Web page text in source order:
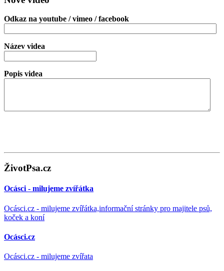
Odkaz na youtube / vimeo / facebook
Název videa
Popis videa
ŽivotPsa.cz
Ocásci - milujeme zvířátka
Ocásci.cz - milujeme zvířátka,informační stránky pro majitele psů,
koček a koní
Ocásci.cz
Ocásci.cz - milujeme zvířata